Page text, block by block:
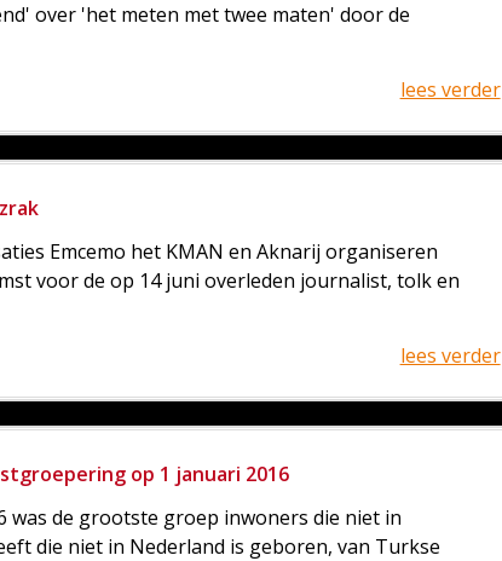
over 'het meten met twee maten' door de
lees verder
Emcemo het KMAN en Aknarij organiseren
voor de op 14 juni overleden journalist, tolk en
lees verder
op 1 januari 2016
was de grootste groep inwoners die niet in
die niet in Nederland is geboren, van Turkse